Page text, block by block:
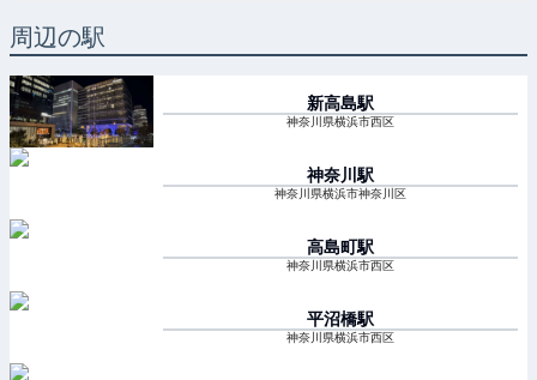
周辺の駅
新高島駅
神奈川県横浜市西区
神奈川 駅
神奈川県横浜市神奈川区
高島町駅
神奈川県横浜市西区
平沼橋駅
神奈川県横浜市西区